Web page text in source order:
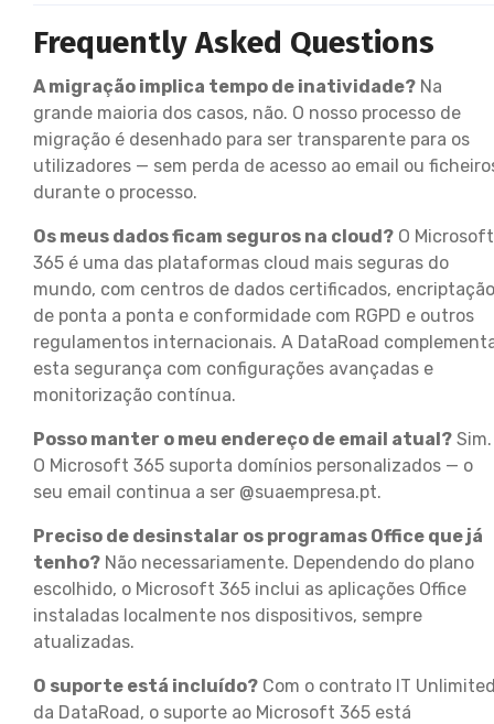
Frequently Asked Questions
A migração implica tempo de inatividade? Na
grande maioria dos casos, não. O nosso processo de
migração é desenhado para ser transparente para os
utilizadores — sem perda de acesso ao email ou
durante o processo.
Os meus dados ficam seguros na cloud? O Microsoft
365 é uma das plataformas cloud mais seguras do
mundo, com centros de dados certificados, encriptação
de ponta a ponta e conformidade com RGPD e outros
regulamentos internacionais. A DataRoad
esta segurança com configurações avançadas e
monitorização contínua.
Posso manter o meu endereço de email atual? Sim.
O Microsoft 365 suporta domínios personalizados — o
seu email continua a ser @suaempresa.pt.
Preciso de desinstalar os programas Office que já
tenho? Não necessariamente. Dependendo do plano
escolhido, o Microsoft 365 inclui as aplicações Office
instaladas localmente nos dispositivos, sempre
atualizadas.
O suporte está incluído? Com o contrato IT
da DataRoad, o suporte ao Microsoft 365 está